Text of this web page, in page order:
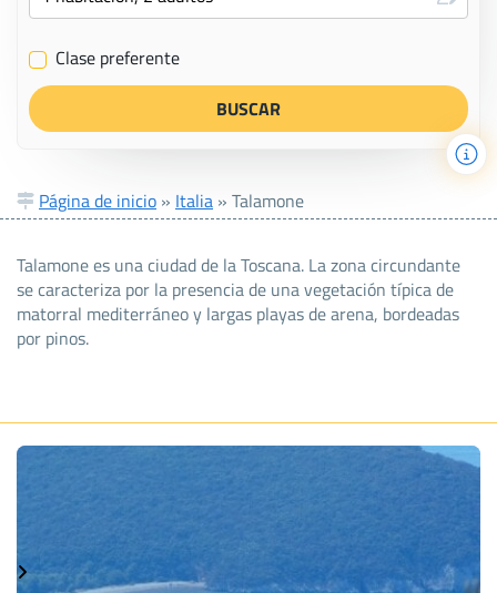
✔ Clase preferente
Página de inicio » Italia » Talamone
Talamone es una ciudad de la Toscana. La zona circundante
se caracteriza por la presencia de una vegetación típica de
matorral mediterráneo y largas playas de arena, bordeadas
por pinos.